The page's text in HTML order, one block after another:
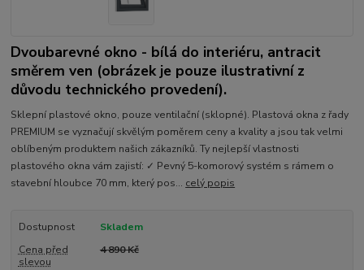
Dvoubarevné okno - bílá do interiéru, antracit
směrem ven (obrázek je pouze ilustrativní z
důvodu technického provedení).
Sklepní plastové okno, pouze ventilační (sklopné). Plastová okna z řady
PREMIUM se vyznačují skvělým poměrem ceny a kvality a jsou tak velmi
oblíbeným produktem našich zákazníků. Ty nejlepší vlastnosti
plastového okna vám zajistí: ✓ Pevný 5-komorový systém s rámem o
stavební hloubce 70 mm, který pos... celý popis
Dostupnost
Skladem
Cena před
slevou
4 890 Kč